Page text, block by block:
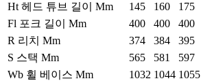
Ht 헤드 튜브 길이 Mm
145 160 175
Fl 포크 길이 Mm
400 400 400
R 리치 Mm
374 384 395
S 스택 Mm
565 581 597
Wb 휠 베이스 Mm
1032 1044 1055